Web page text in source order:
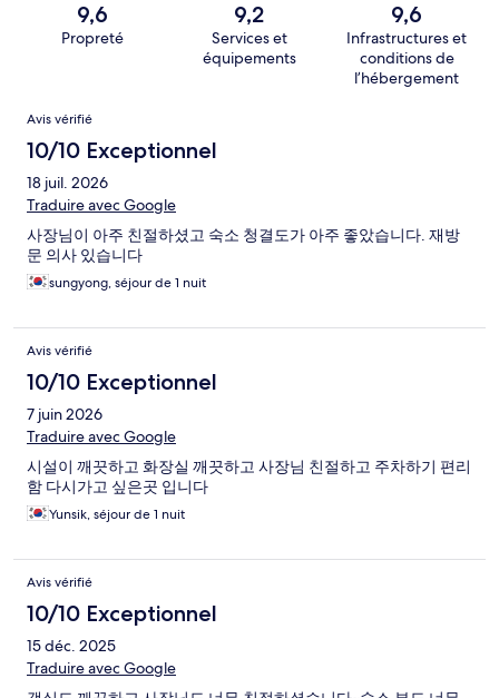
9,6
Propreté
9,2
Services et
équipements
9,6
Infrastructures et
conditions de
l’hébergement
Avis
Avis vérifié
10/10 Exceptionnel
18 juil. 2026
Traduire avec Google
사장님이 아주 친절하셨고 숙소 청결도가 아주 좋았습니다. 재방
문 의사 있습니다
sungyong, séjour de 1 nuit
Avis vérifié
10/10 Exceptionnel
7 juin 2026
Traduire avec Google
시설이 깨끗하고 화장실 깨끗하고 사장님 친절하고 주차하기 편리
함 다시가고 싶은곳 입니다
Yunsik, séjour de 1 nuit
Avis vérifié
10/10 Exceptionnel
15 déc. 2025
Traduire avec Google